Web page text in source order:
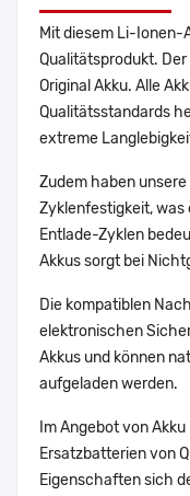
Mit diesem Li-Ionen-
Qualitätsprodukt.
Original Akku. Alle
Qualitätsstandards
extreme
Zudem haben
Zyklenfestigkeit,
Entlade-Zyklen
Akkus sorgt bei
Die kompatiblen
elektronischen
Akkus und können
aufgeladen werden.
Im Angebot von
Ersatzbatterien von
Eigenschaften sich